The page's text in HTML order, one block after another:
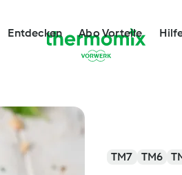
Entdecken Abo Vorteile
TM7 TM6